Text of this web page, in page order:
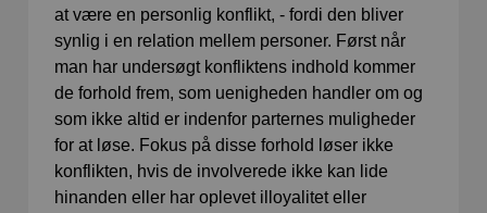
at være en personlig konflikt, - fordi den bliver
synlig i en relation mellem personer. Først når
man har undersøgt konfliktens indhold kommer
de forhold frem, som uenigheden handler om og
som ikke altid er indenfor parternes muligheder
for at løse. Fokus på disse forhold løser ikke
konflikten, hvis de involverede ikke kan lide
hinanden eller har oplevet illoyalitet eller